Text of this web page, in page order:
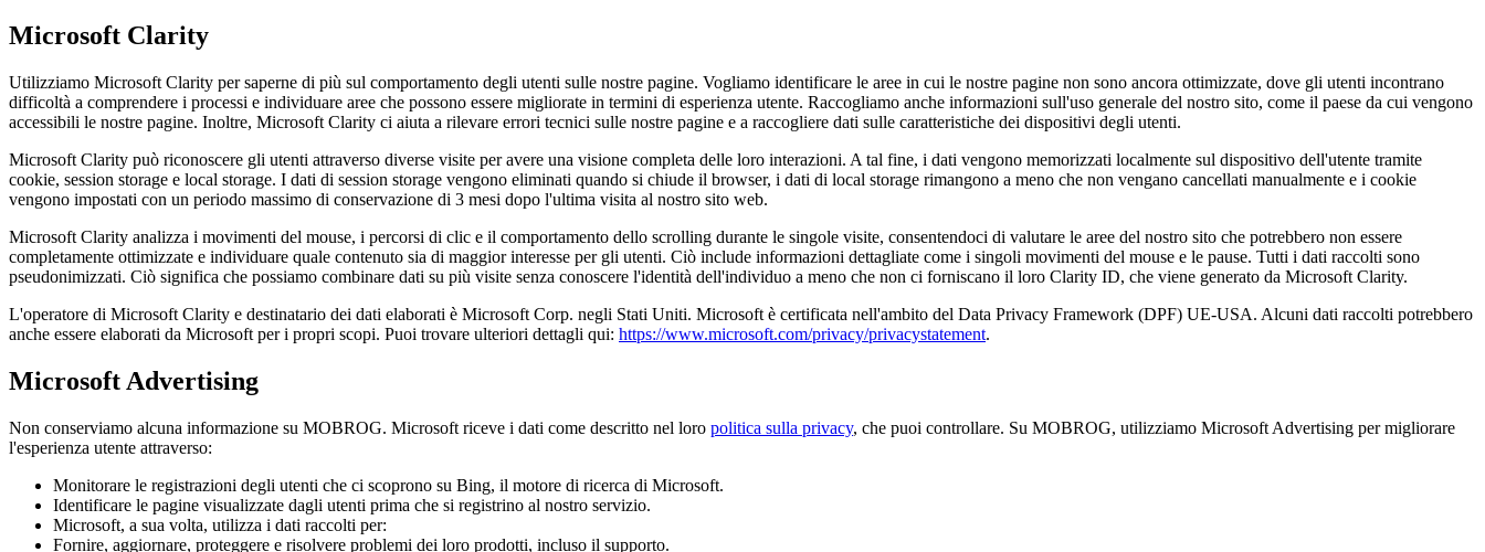
Microsoft Clarity
Utilizziamo Microsoft Clarity per saperne di più sul comportamento degli utenti sulle nostre pagine. Vogliamo identificare le aree in cui le nostre pagine non sono ancora ottimizzate, dove gli utenti incontrano
difficoltà a comprendere i processi e individuare aree che possono essere migliorate in termini di esperienza utente. Raccogliamo anche informazioni sull'uso generale del nostro sito, come il paese da cui vengono
accessibili le nostre pagine. Inoltre, Microsoft Clarity ci aiuta a rilevare errori tecnici sulle nostre pagine e a raccogliere dati sulle caratteristiche dei dispositivi degli utenti.
Microsoft Clarity può riconoscere gli utenti attraverso diverse visite per avere una visione completa delle loro interazioni. A tal fine, i dati vengono memorizzati localmente sul dispositivo dell'utente tramite
cookie, session storage e local storage. I dati di session storage vengono eliminati quando si chiude il browser, i dati di local storage rimangono a meno che non vengano cancellati manualmente e i cookie
vengono impostati con un periodo massimo di conservazione di 3 mesi dopo l'ultima visita al nostro sito web.
Microsoft Clarity analizza i movimenti del mouse, i percorsi di clic e il comportamento dello scrolling durante le singole visite, consentendoci di valutare le aree del nostro sito che potrebbero non essere
completamente ottimizzate e individuare quale contenuto sia di maggior interesse per gli utenti. Ciò include informazioni dettagliate come i singoli movimenti del mouse e le pause. Tutti i dati raccolti sono
pseudonimizzati. Ciò significa che possiamo combinare dati su più visite senza conoscere l'identità dell'individuo a meno che non ci forniscano il loro Clarity ID, che viene generato da Microsoft Clarity.
L'operatore di Microsoft Clarity e destinatario dei dati elaborati è Microsoft Corp. negli Stati Uniti. Microsoft è certificata nell'ambito del Data Privacy Framework (DPF) UE-USA. Alcuni dati raccolti potrebbero
anche essere elaborati da Microsoft per i propri scopi. Puoi trovare ulteriori dettagli qui: https://www.microsoft.com/privacy/privacystatement.
Microsoft Advertising
Non conserviamo alcuna informazione su MOBROG. Microsoft riceve i dati come descritto nel loro politica sulla privacy, che puoi controllare. Su MOBROG, utilizziamo Microsoft Advertising per migliorare
l'esperienza utente attraverso:
Monitorare le registrazioni degli utenti che ci scoprono su Bing, il motore di ricerca di Microsoft.
Identificare le pagine visualizzate dagli utenti prima che si registrino al nostro servizio.
Microsoft, a sua volta, utilizza i dati raccolti per:
Fornire, aggiornare, proteggere e risolvere problemi dei loro prodotti, incluso il supporto.